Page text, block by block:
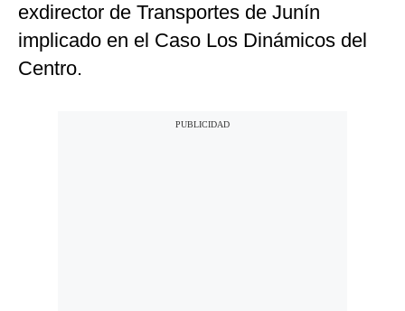
exdirector de Transportes de Junín
implicado en el Caso Los Dinámicos del
Centro.